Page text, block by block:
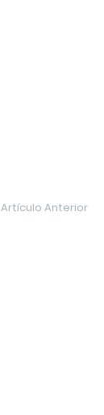
Artículo Anterior